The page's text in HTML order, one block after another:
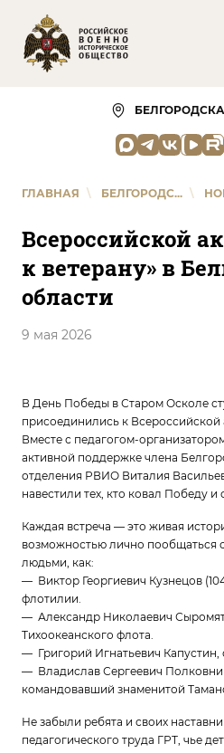
ГЛАВНАЯ \ БЕЛГОРОДС... \
Всероссийской
к ветерану» в
области
9 мая 2026
В День Победы в Старом Осколе
присоединились к Всероссийской
Вместе с педагогом-
активной поддержке члена
отделения РВИО Виталия
навестили тех, кто ковал Победу
Каждая встреча — это живая
возможностью лично пообщаться
людьми, как:
— Виктор Георгиевич Кузнецов
флотилии.
— Александр Николаевич
Тихоокеанского флота.
— Григорий Игнатьевич Капустин,
— Владислав Сергеевич
командовавший знаменитой
Не забыли ребята и своих
педагогического труда ГРТ, чье